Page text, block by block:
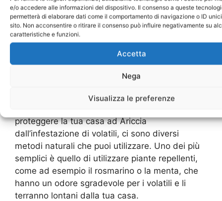
e/o accedere alle informazioni del dispositivo. Il consenso a queste
permetterà di elaborare dati come il comportamento di navigazione o ID
sito. Non acconsentire o ritirare il consenso può influire negativamente su
caratteristiche e funzioni.
Accetta
Nega
Visualizza le preferenze
volatili ad Ariccia per ricevere preventivi e
consigli su come proteggere la tua casa in
modo efficace e sicuro.
Metodi naturali per allontanare i
proteggere la tua casa ad Ariccia
dall’infestazione di volatili, ci sono diversi
metodi naturali che puoi utilizzare. Uno dei più
semplici è quello di utilizzare piante repellenti,
come ad esempio il rosmarino o la menta, che
hanno un odore sgradevole per i volatili e li
terranno lontani dalla tua casa.